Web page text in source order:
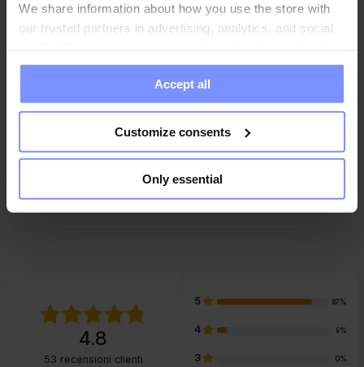
We share information about how you use the store with
our trusted partners in advertising, analytics, and social
information you have provided to them or that they have
collected when you use their services. Do you agree?
Accept all
Customize consents
Only essential
Produttore:
Domande e risposte
4.8
53 recensioni clienti
5 87%
4 9%
3 0%